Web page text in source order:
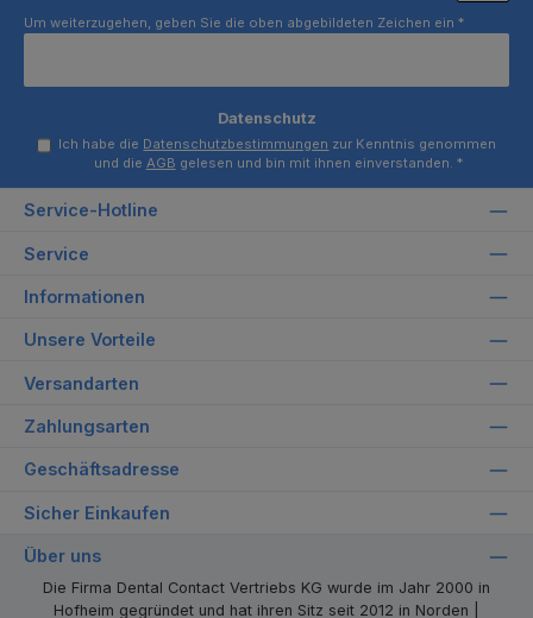
Um weiterzugehen, geben Sie die oben abgebildeten Zeichen ein *
Datenschutz
Ich habe die Datenschutzbestimmungen zur Kenntnis genommen
und die AGB gelesen und bin mit ihnen einverstanden. *
Service-Hotline
Service
Informationen
Unsere Vorteile
Versandarten
Zahlungsarten
Geschäftsadresse
Sicher Einkaufen
Über uns
Die Firma Dental Contact Vertriebs KG wurde im Jahr 2000 in
Hofheim gegründet und hat ihren Sitz seit 2012 in Norden |